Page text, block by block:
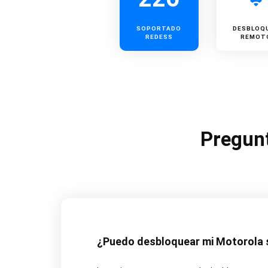
SOPORTADO
REDESS
¿Puedo desbloquear mi